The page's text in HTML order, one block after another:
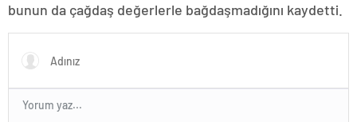
bunun da çağdaş değerlerle bağdaşmadığını kaydetti.